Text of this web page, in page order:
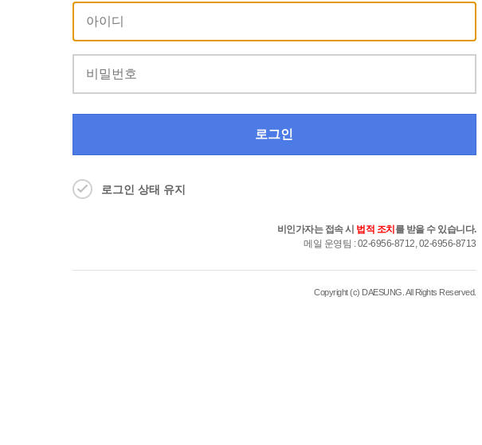
로그인 상태 유지
비인가자는 접속 시 법적 조치 를 받을 수 있습니다.
메일 운영팀 : 02-6956-8712, 02-6956-8713
Copyright (c) DAESUNG. All Rights Reserved.